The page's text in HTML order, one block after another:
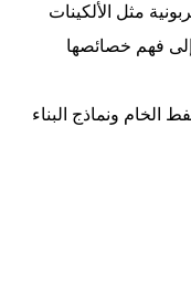
مثل الألكينات
إلى فهم خصائصها
الخام ونماذج البناء